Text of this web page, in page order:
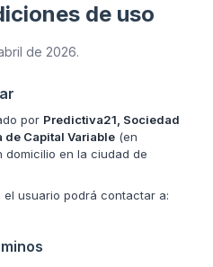
de uso
de 2026.
por Predictiva21, Sociedad
Capital Variable (en
domicilio en la ciudad de
usuario podrá contactar a: